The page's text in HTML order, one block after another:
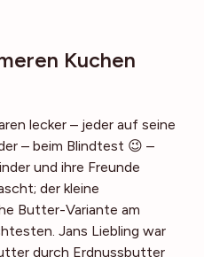
Kuchen
lecker – jeder auf seine
– beim Blindtest 😉 –
und ihre Freunde
der kleine
Butter-Variante am
Jans Liebling war
durch Erdnussbutter